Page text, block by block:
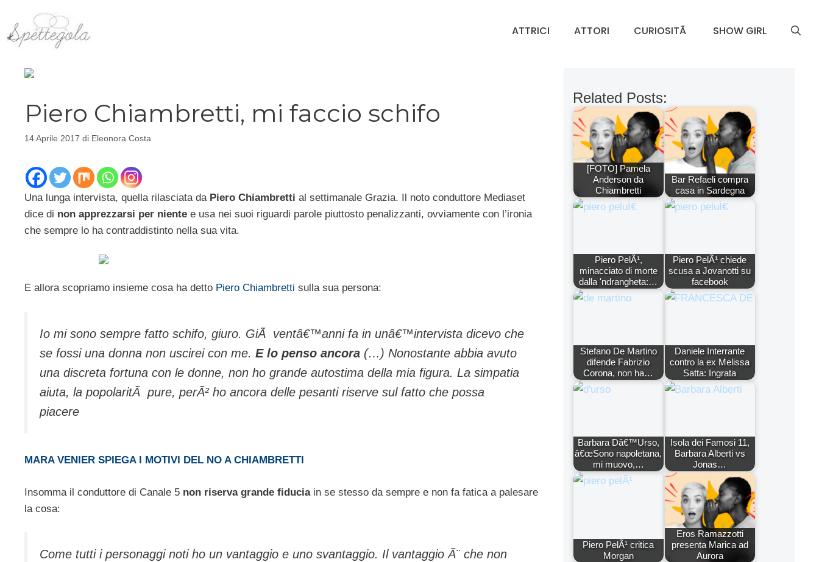
contenuto
ATTRICI ATTORI CURIOSITÃ SHOW GIRL
Piero Chiambretti, mi faccio schifo
14 Aprile 2017 di Eleonora Costa
Una lunga intervista, quella rilasciata da Piero Chiambretti al settimanale Grazia. Il noto conduttore Mediaset
dice di non apprezzarsi per niente e usa nei suoi riguardi parole piuttosto penalizzanti, ovviamente con l’ironia
che sempre lo ha contraddistinto nella sua vita.
E allora scopriamo insieme cosa ha detto Piero Chiambretti sulla sua persona:
Io mi sono sempre fatto schifo, giuro. GiÃ ventâ€™anni fa in unâ€™intervista dicevo che
se fossi una donna non uscirei con me. E lo penso ancora (…) Nonostante abbia avuto
una discreta fortuna con le donne, non ho grande autostima della mia figura. La simpatia
aiuta, la popolaritÃ pure, perÃ² ho ancora delle pesanti riserve sul fatto che possa
piacere
MARA VENIER SPIEGA I MOTIVI DEL NO A CHIAMBRETTI
Insomma il conduttore di Canale 5 non riserva grande fiduciain se stesso da sempre e non fa fatica a palesare
la cosa:
Come tutti i personaggi noti ho un vantaggio e uno svantaggio. Il vantaggio Ã¨ che non
Related Posts:
[FOTO] Pamela
Anderson da
Chiambretti
Bar Refaeli compra
casa in Sardegna
Piero PelÃ¹,
minacciato di morte
dalla 'ndrangheta:…
Piero PelÃ¹ chiede
scusa a Jovanotti su
facebook
Stefano De Martino
difende Fabrizio
Corona, non ha…
Daniele Interrante
contro la ex Melissa
Satta: Ingrata
Barbara Dâ€™Urso,
â€œSono napoletana,
mi muovo,…
Isola dei Famosi 11,
Barbara Alberti vs
Jonas…
Piero PelÃ¹ critica
Morgan
Eros Ramazzotti
presenta Marica ad
Aurora